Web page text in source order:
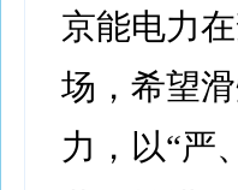
京能电力
场，希望
力，以“严